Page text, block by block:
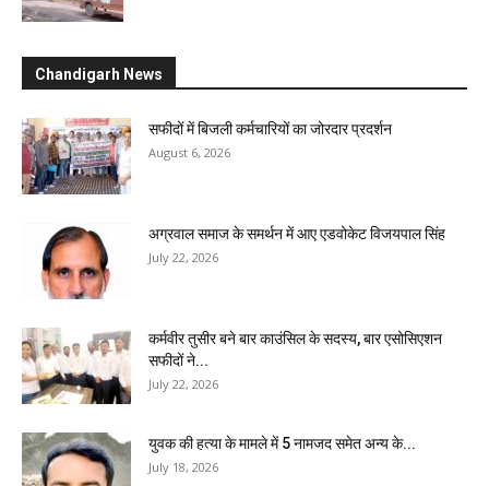
Chandigarh News
सफीदों में बिजली कर्मचारियों का जोरदार प्रदर्शन
August 6, 2026
अग्रवाल समाज के समर्थन में आए एडवोकेट विजयपाल सिंह
July 22, 2026
कर्मवीर तुसीर बने बार काउंसिल के सदस्य, बार एसोसिएशन
सफीदों ने...
July 22, 2026
युवक की हत्या के मामले में 5 नामजद समेत अन्य के...
July 18, 2026